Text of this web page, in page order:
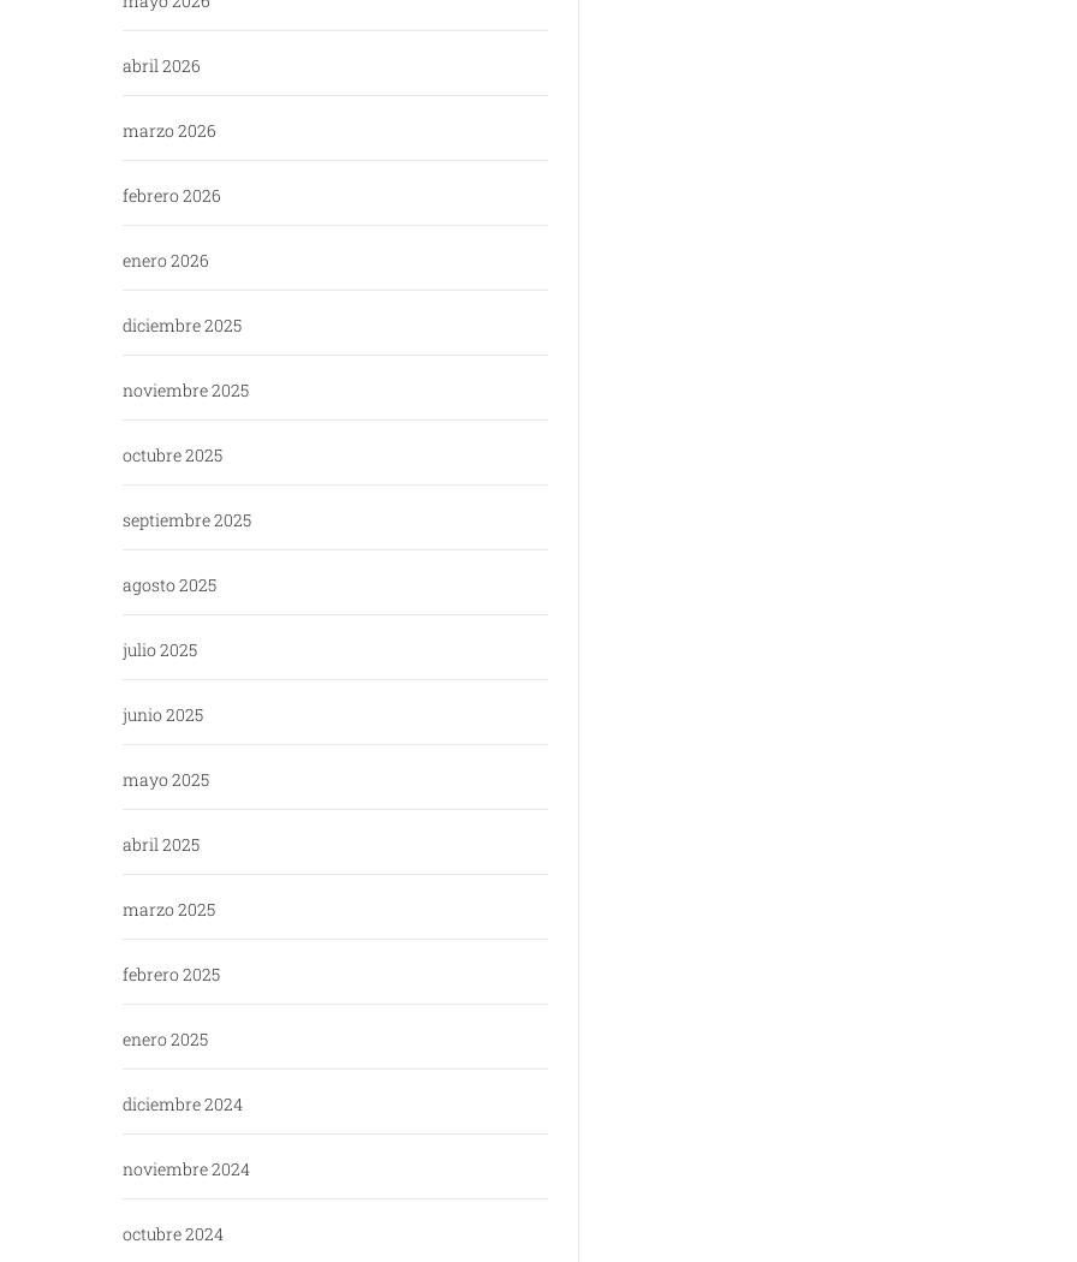
abril 2026
marzo 2026
febrero 2026
enero 2026
diciembre 2025
noviembre 2025
octubre 2025
septiembre 2025
agosto 2025
julio 2025
junio 2025
mayo 2025
abril 2025
marzo 2025
febrero 2025
enero 2025
diciembre 2024
noviembre 2024
octubre 2024